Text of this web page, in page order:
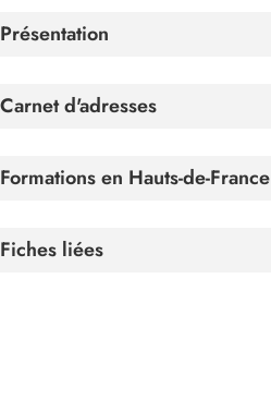
Présentation
Carnet d'adresses
Formations en Hauts-de-France
Fiches liées